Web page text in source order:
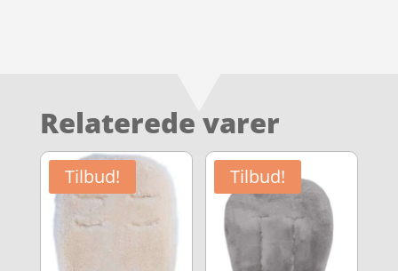
Relaterede varer
Tilbud! Tilbud!